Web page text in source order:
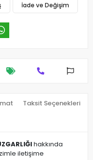
İade ve Değişim
Taksit Seçenekleri
hakkında
iletişime